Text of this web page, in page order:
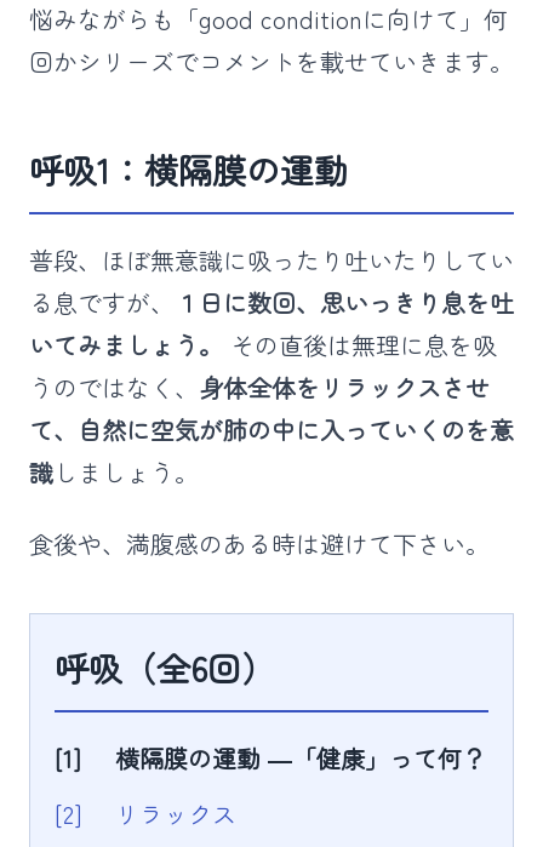
悩みながらも「good conditionに向けて」何
回かシリーズでコメントを載せていきます。
呼吸1：横隔膜の運動
普段、ほぼ無意識に吸ったり吐いたりしてい
る息ですが、
１日に数回、思いっきり息を吐
いてみましょう。
その直後は無理に息を吸
うのではなく、 身体全体をリラックスさせ
て、自然に空気が肺の中に入っていくのを意
識 しましょう。
食後や、満腹感のある時は避けて下さい。
呼吸（全6回）
[1]
横隔膜の運動 ―「健康」って何？
[2]
リラックス